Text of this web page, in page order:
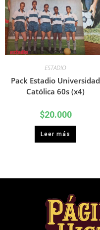
ESTADIO
Pack Estadio Universidad
Católica 60s (x4)
$20.000
Leer más